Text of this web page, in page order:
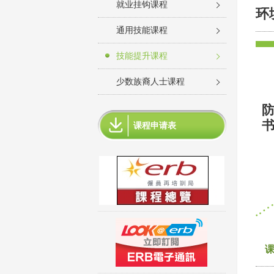
就业挂钩课程
通用技能课程
技能提升课程
少数族裔人士课程
课程申请表
环